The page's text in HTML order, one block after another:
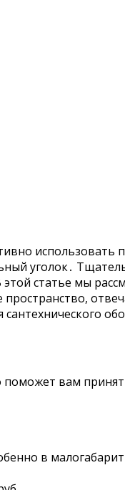
использовать
уголок․
статье мы
пространство,
поможет вам
в